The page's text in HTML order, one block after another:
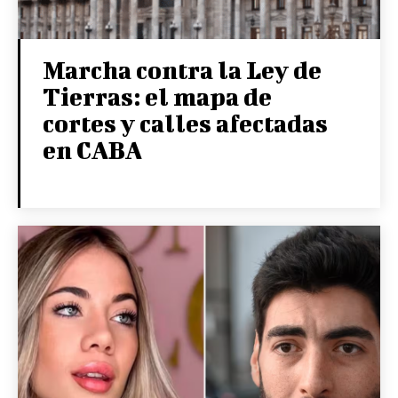
Marcha contra la Ley de
Tierras: el mapa de
cortes y calles afectadas
en CABA